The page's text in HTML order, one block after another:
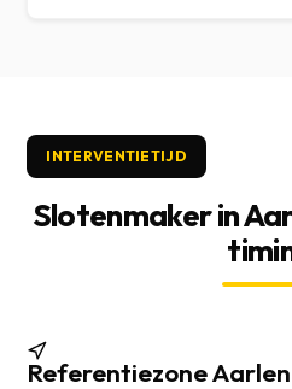
INTERVENTIETIJD
Slotenmaker in
Referentiezone Aarlen